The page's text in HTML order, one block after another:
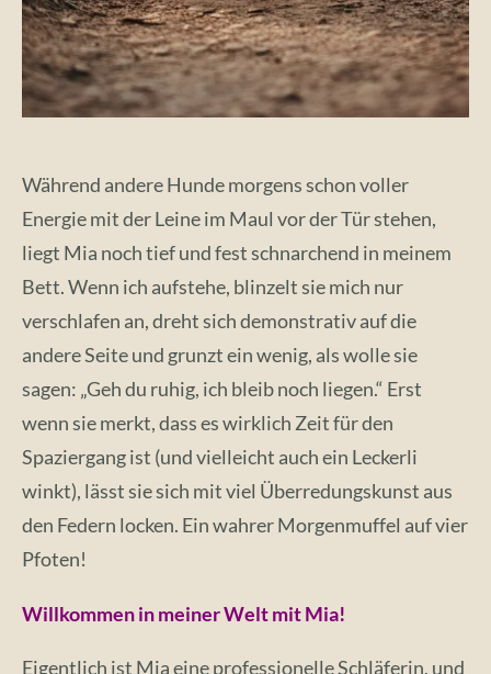
Während andere Hunde morgens schon voller
Energie mit der Leine im Maul vor der Tür stehen,
liegt Mia noch tief und fest schnarchend in meinem
Bett. Wenn ich aufstehe, blinzelt sie mich nur
verschlafen an, dreht sich demonstrativ auf die
andere Seite und grunzt ein wenig, als wolle sie
sagen: „Geh du ruhig, ich bleib noch liegen.“ Erst
wenn sie merkt, dass es wirklich Zeit für den
Spaziergang ist (und vielleicht auch ein Leckerli
winkt), lässt sie sich mit viel Überredungskunst aus
den Federn locken. Ein wahrer Morgenmuffel auf vier
Pfoten!
Willkommen in meiner Welt mit Mia!
Eigentlich ist Mia eine professionelle Schläferin, und